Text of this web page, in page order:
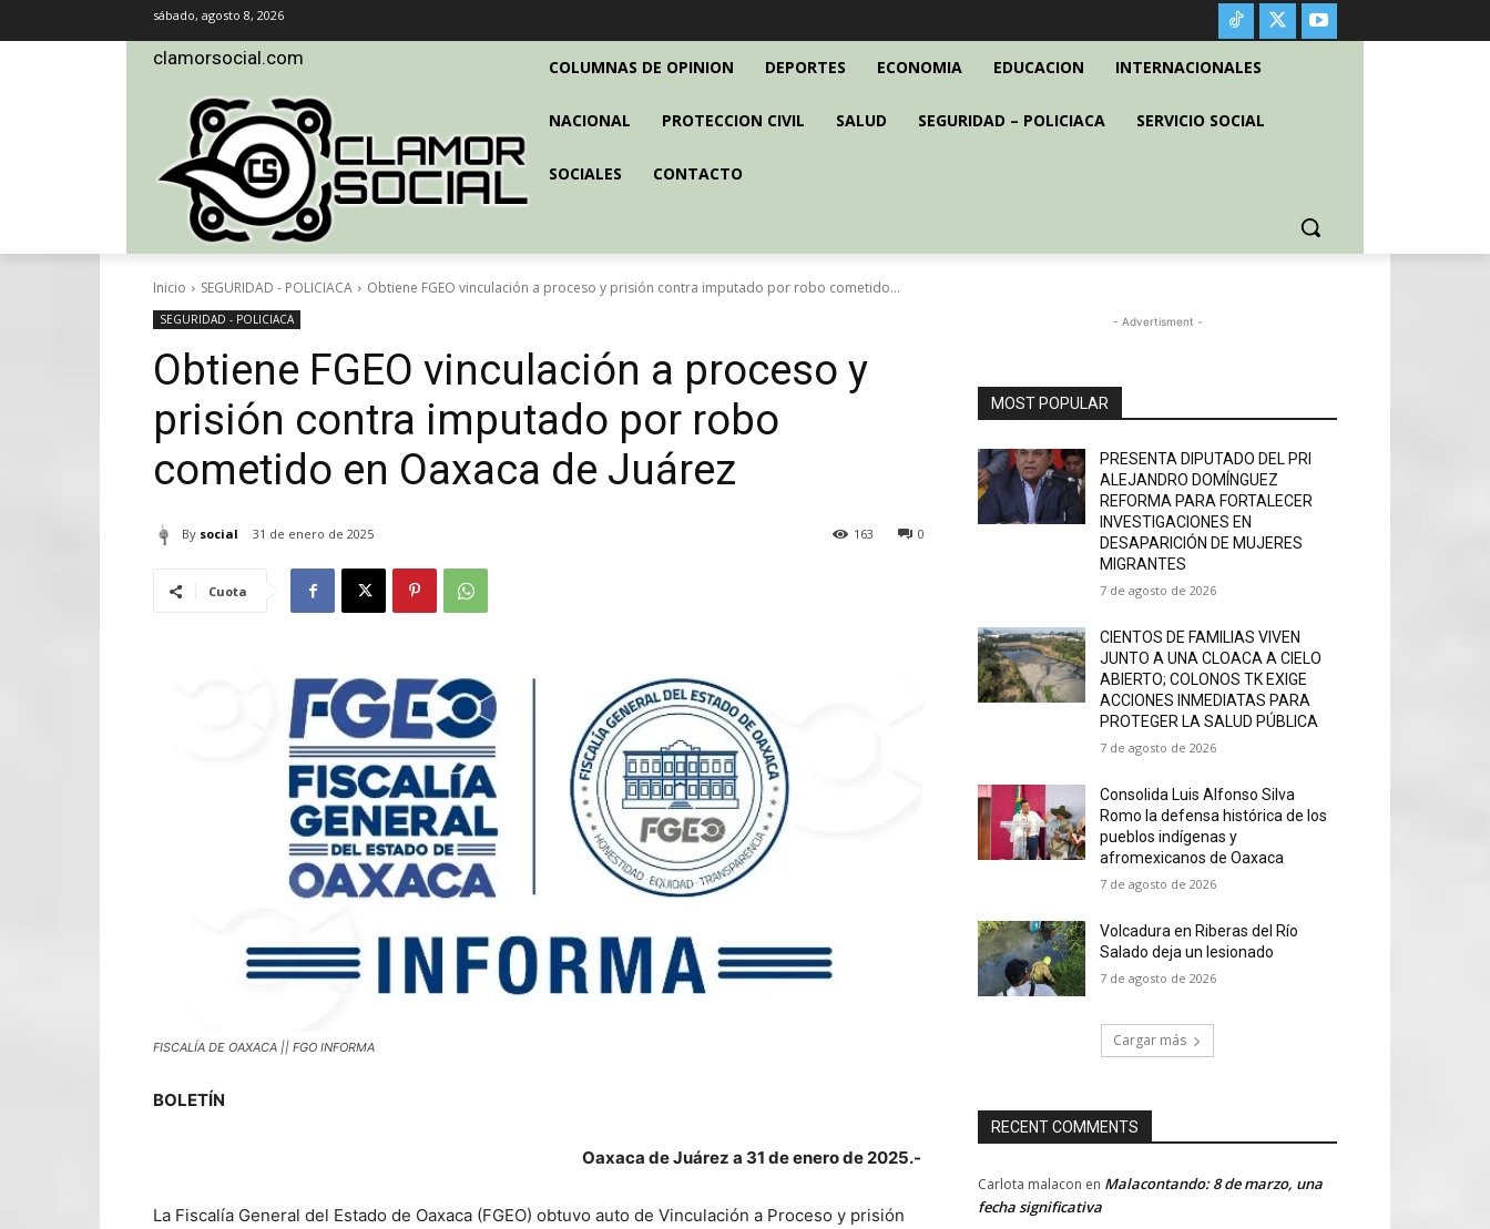
sábado, agosto 8, 2026
clamorsocial.com COLUMNAS DE OPINION DEPORTES ECONOMIA EDUCACION INTERNACIONALES
NACIONAL PROTECCION CIVIL SALUD SEGURIDAD – POLICIACA SERVICIO SOCIAL
SOCIALES CONTACTO
Inicio SEGURIDAD - POLICIACA Obtiene FGEO vinculación a proceso y prisión contra imputado por robo cometido...
SEGURIDAD - POLICIACA
Obtiene FGEO vinculación a proceso y
prisión contra imputado por robo
cometido en Oaxaca de Juárez
By social 31 de enero de 2025 0
163
Cuota
FISCALÍA DE OAXACA || FGO INFORMA
BOLETÍN
Oaxaca de Juárez a 31 de enero de 2025.-
La Fiscalía General del Estado de Oaxaca (FGEO) obtuvo auto de Vinculación a Proceso y prisión
- Advertisment -
MOST POPULAR
PRESENTA DIPUTADO DEL PRI
ALEJANDRO DOMÍNGUEZ
REFORMA PARA FORTALECER
INVESTIGACIONES EN
DESAPARICIÓN DE MUJERES
MIGRANTES
7 de agosto de 2026
CIENTOS DE FAMILIAS VIVEN
JUNTO A UNA CLOACA A CIELO
ABIERTO; COLONOS TK EXIGE
ACCIONES INMEDIATAS PARA
PROTEGER LA SALUD PÚBLICA
7 de agosto de 2026
Consolida Luis Alfonso Silva
Romo la defensa histórica de los
pueblos indígenas y
afromexicanos de Oaxaca
7 de agosto de 2026
Volcadura en Riberas del Río
Salado deja un lesionado
7 de agosto de 2026
Cargar más
RECENT COMMENTS
Carlota malacon en Malacontando: 8 de marzo, una
fecha significativa